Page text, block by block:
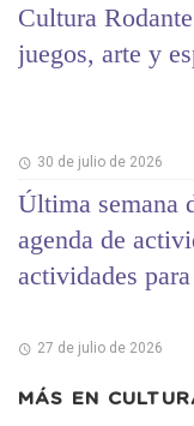
Cultura
juegos, arte y
30 de julio de 2026
Última semana
agenda de
actividades
27 de julio de 2026
MÁS EN